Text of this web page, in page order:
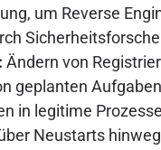
um Reverse
Ändern von
geplanten
in legitime
Neustarts